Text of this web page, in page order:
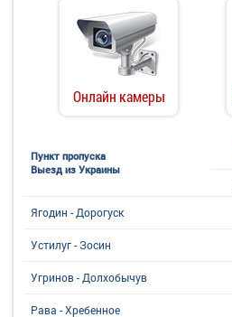
Онлайн камеры
Пункт пропуска
Выезд из Украины
Ягодин - Дорогуск
Устилуг - Зосин
Угринов - Долхобычув
Рава - Хребенное